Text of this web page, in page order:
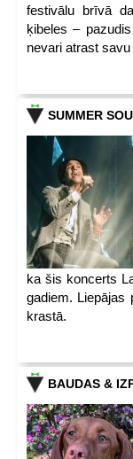
festivālu brīvā
ķibeles –
nevari atrast savu
SUMMER
ka šis koncerts
gadiem. Liepājas
krastā.
BAUDAS &